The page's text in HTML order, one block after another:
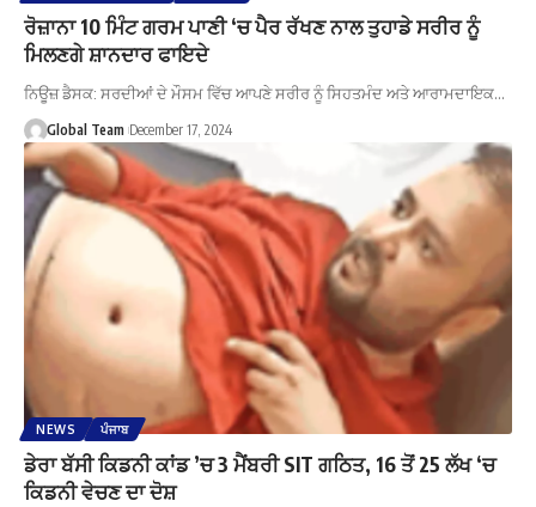
ਰੋਜ਼ਾਨਾ 10 ਮਿੰਟ ਗਰਮ ਪਾਣੀ ‘ਚ ਪੈਰ ਰੱਖਣ ਨਾਲ ਤੁਹਾਡੇ ਸਰੀਰ ਨੂੰ
ਮਿਲਣਗੇ ਸ਼ਾਨਦਾਰ ਫਾਇਦੇ
ਨਿਊਜ਼ ਡੈਸਕ: ਸਰਦੀਆਂ ਦੇ ਮੌਸਮ ਵਿੱਚ ਆਪਣੇ ਸਰੀਰ ਨੂੰ ਸਿਹਤਮੰਦ ਅਤੇ ਆਰਾਮਦਾਇਕ…
Global Team December 17, 2024
NEWS ਪੰਜਾਬ
ਡੇਰਾ ਬੱਸੀ ਕਿਡਨੀ ਕਾਂਡ ’ਚ 3 ਮੈਂਬਰੀ SIT ਗਠਿਤ, 16 ਤੋਂ 25 ਲੱਖ ‘ਚ
ਕਿਡਨੀ ਵੇਚਣ ਦਾ ਦੋਸ਼